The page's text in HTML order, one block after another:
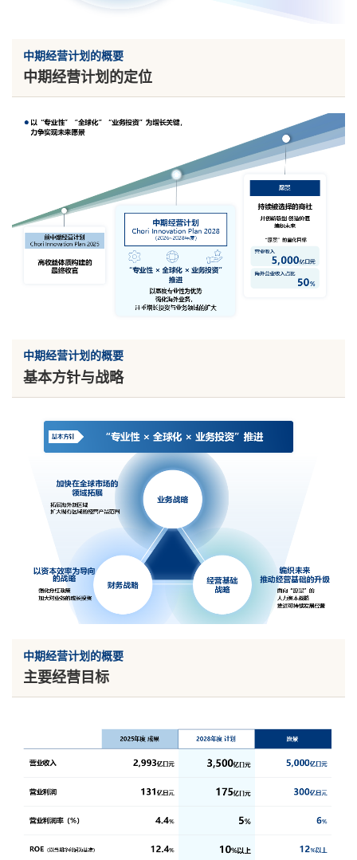
中期经营计划的概要
中期经营计划的定位
中期经营计划的概要
基本方针与战略
中期经营计划的概要
主要经营目标